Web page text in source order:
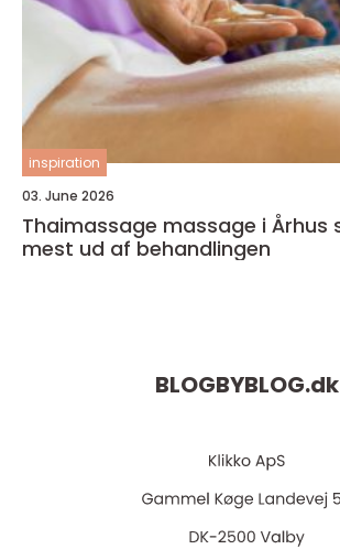
inspiration
03. June 2026
Thaimassage massage i Århus sådan får du
mest ud af behandlingen
BLOGBYBLOG.dk